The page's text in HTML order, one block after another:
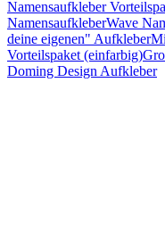
Namensaufkleber
NamensaufkleberWave
deine eigenen" Aufkleber
Vorteilspaket (einfarbig)
Doming Design Aufkleber